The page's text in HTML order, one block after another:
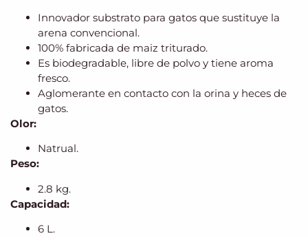
Innovador substrato para gatos que sustituye la
arena convencional.
100% fabricada de maiz triturado.
Es biodegradable, libre de polvo y tiene aroma
fresco.
Aglomerante en contacto con la orina y heces de
gatos.
Olor:
Natrual.
Peso:
2.8 kg.
Capacidad:
6 L.